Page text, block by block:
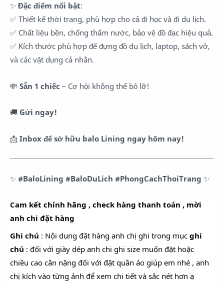
✨ Đặc điểm nổi bật:
✅ Thiết kế thời trang, phù hợp cho cả đi học và đi du lịch.
✅ Chất liệu bền, chống thấm nước, bảo vệ đồ đạc hiệu quả.
✅ Kích thước phù hợp để đựng đồ du lịch, laptop, sách vở,
và các vật dụng cá nhân.
💸 Sẵn 1 chiếc – Cơ hội không thể bỏ lỡ!
🚚 Gửi ngay!
📩 Inbox để sở hữu balo Lining ngay hôm nay!
✨ #BaloLining #BaloDuLich #PhongCachThoiTrang ✨
Cam kết chính hãng , check hàng thanh toán , mời
anh chi đặt hàng
Ghi chú : Nội dung đặt hàng anh chị ghi trong mục ghi
chú : đối với giày dép anh chi ghi size muốn đặt hoặc
chiều cao cân nặng đối với đặt quần áo giúp em nhé , anh
chị kích vào từng ảnh để xem chi tiết và sắc nét hơn ạ